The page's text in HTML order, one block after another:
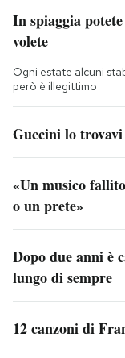
In spiaggia
volete
Ogni estate alcuni
però è illegittimo
Guccini lo
«Un musico
o un prete»
Dopo due anni è
lungo di sempre
12 canzoni di